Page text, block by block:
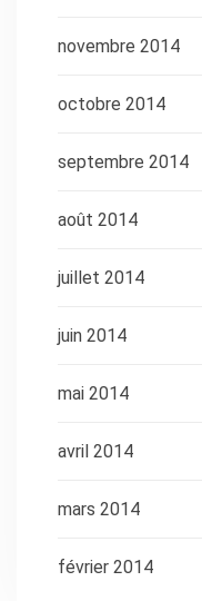
novembre 2014
octobre 2014
septembre 2014
août 2014
juillet 2014
juin 2014
mai 2014
avril 2014
mars 2014
février 2014